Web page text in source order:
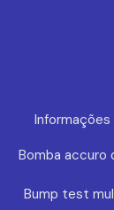
Informações
Bomba accuro
Bump test